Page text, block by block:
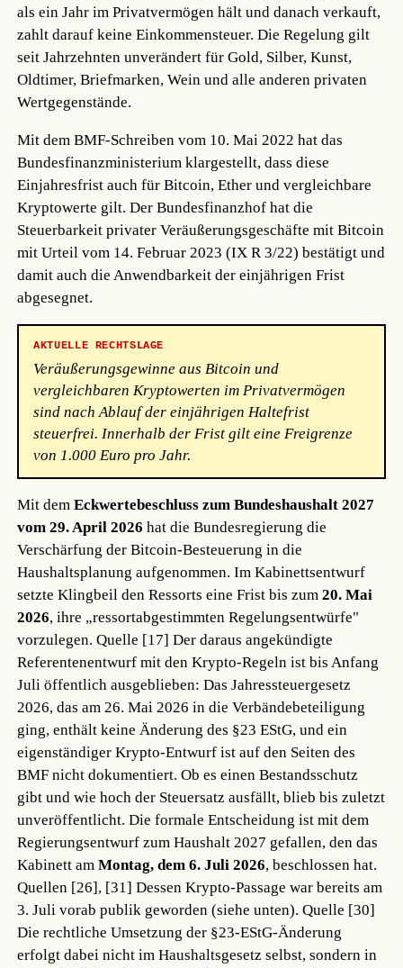
als ein Jahr im Privatvermögen hält und danach verkauft,
zahlt darauf keine Einkommensteuer. Die Regelung gilt
seit Jahrzehnten unverändert für Gold, Silber, Kunst,
Oldtimer, Briefmarken, Wein und alle anderen privaten
Wertgegenstände.
Mit dem BMF-Schreiben vom 10. Mai 2022 hat das
Bundesfinanzministerium klargestellt, dass diese
Einjahresfrist auch für Bitcoin, Ether und vergleichbare
Kryptowerte gilt. Der Bundesfinanzhof hat die
Steuerbarkeit privater Veräußerungsgeschäfte mit Bitcoin
mit Urteil vom 14. Februar 2023 (IX R 3/22) bestätigt und
damit auch die Anwendbarkeit der einjährigen Frist
abgesegnet.
AKTUELLE RECHTSLAGE
Veräußerungsgewinne aus Bitcoin und
vergleichbaren Kryptowerten im Privatvermögen
sind nach Ablauf der einjährigen Haltefrist
steuerfrei. Innerhalb der Frist gilt eine Freigrenze
von 1.000 Euro pro Jahr.
Mit demEckwertebeschluss zum Bundeshaushalt 2027
vom 29. April 2026 hat die Bundesregierung die
Verschärfung der Bitcoin-Besteuerung in die
Haushaltsplanung aufgenommen. Im Kabinettsentwurf
setzte Klingbeil den Ressorts eine Frist bis zum20. Mai
2026, ihre „ressortabgestimmten Regelungsentwürfe"
vorzulegen.Quelle [17] Der daraus angekündigte
Referentenentwurf mit den Krypto-Regeln ist bis Anfang
Juli öffentlich ausgeblieben: Das Jahressteuergesetz
2026, das am 26. Mai 2026 in die Verbändebeteiligung
ging, enthält keine Änderung des §23 EStG, und ein
eigenständiger Krypto-Entwurf ist auf den Seiten des
BMF nicht dokumentiert. Ob es einen Bestandsschutz
gibt und wie hoch der Steuersatz ausfällt, blieb bis zuletzt
unveröffentlicht. Die formale Entscheidung ist mit dem
Regierungsentwurf zum Haushalt 2027 gefallen, den das
Kabinett amMontag, dem 6. Juli 2026, beschlossen hat.
Quellen [26], [31] Dessen Krypto-Passage war bereits am
3. Juli vorab publik geworden (siehe unten).Quelle [30]
Die rechtliche Umsetzung der §23-EStG-Änderung
erfolgt dabei nicht im Haushaltsgesetz selbst, sondern in